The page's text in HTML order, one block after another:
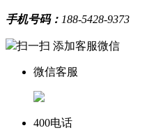
手机号码： 188-5428-9373
扫一扫 添加客服微信
微信客服
400电话